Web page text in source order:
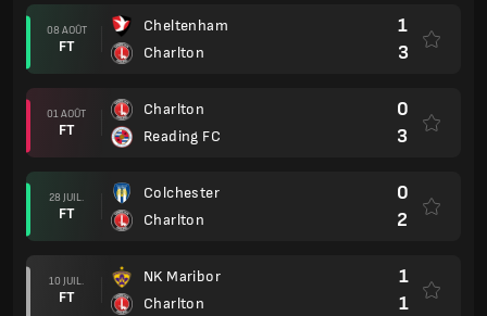
08 AOÛT
FT
Cheltenham
Charlton
1
3
01 AOÛT
FT
Charlton
Reading FC
0
3
28 JUIL.
FT
Colchester
Charlton
0
2
10 JUIL.
FT
NK Maribor
Charlton
1
1